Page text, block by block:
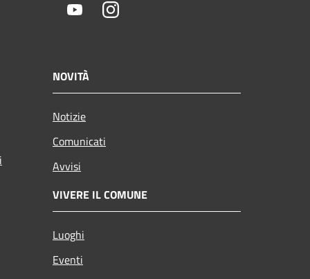
YoutubeInstagram
NOVITÀ
Notizie
Comunicati
Avvisi
VIVERE IL COMUNE
Luoghi
Eventi